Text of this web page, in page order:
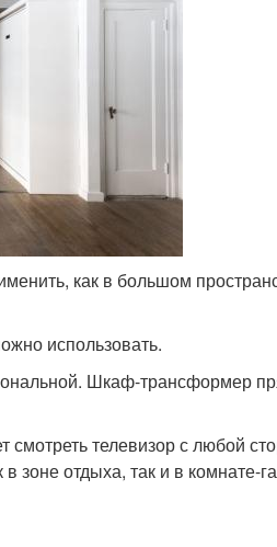
как в большом
использовать.
Шкаф-трансформер
телевизор с любой
зоне отдыха, так и в комнате-